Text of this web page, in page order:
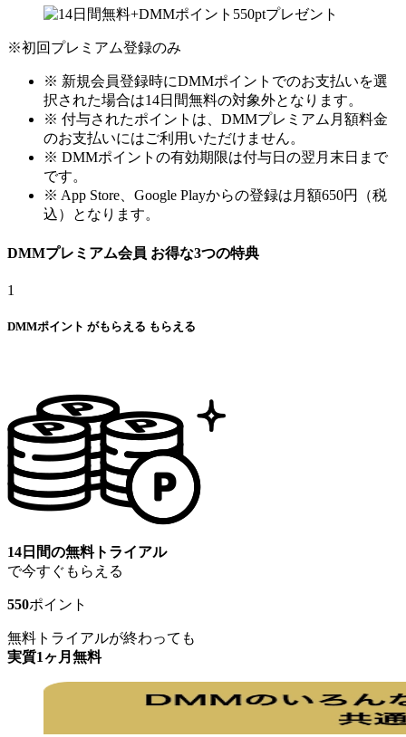
※初回プレミアム登録のみ
※ 新規会員登録時にDMMポイントでのお支払いを選
択された場合は14日間無料の対象外となります。
※ 付与されたポイントは、DMMプレミアム月額料金
のお支払いにはご利用いただけません。
※ DMMポイントの有効期限は付与日の翌月末日まで
です。
※ App Store、Google Playからの登録は月額650円（税
込）となります。
DMMプレミアム会員 お得な3つの特典
1
DMMポイント がもらえる もらえる
14日間の無料トライアル
で今すぐもらえる
550ポイント
無料トライアルが終わっても
実質1ヶ月無料